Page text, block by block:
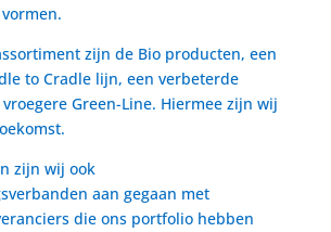
zijn de Bio producten, een
to Cradle lijn, een verbeterde
Green-Line. Hiermee zijn wij
zijn wij ook
aan gegaan met
die ons portfolio hebben